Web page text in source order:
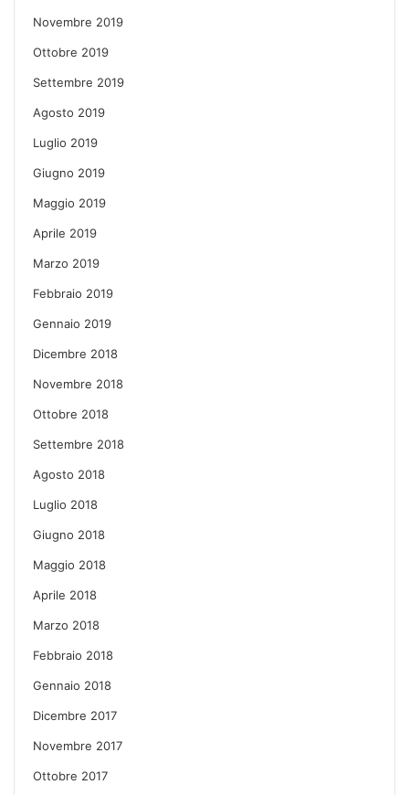
Novembre 2019
Ottobre 2019
Settembre 2019
Agosto 2019
Luglio 2019
Giugno 2019
Maggio 2019
Aprile 2019
Marzo 2019
Febbraio 2019
Gennaio 2019
Dicembre 2018
Novembre 2018
Ottobre 2018
Settembre 2018
Agosto 2018
Luglio 2018
Giugno 2018
Maggio 2018
Aprile 2018
Marzo 2018
Febbraio 2018
Gennaio 2018
Dicembre 2017
Novembre 2017
Ottobre 2017